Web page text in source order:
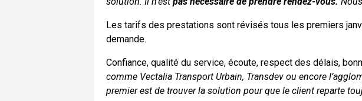
Les tarifs des prestations sont révisés tous les premiers
demande.
Confiance, qualité du service, écoute, respect des délais,
comme Vectalia Transport Urbain, Transdev ou encore
premier est de trouver la solution pour que le client reparte